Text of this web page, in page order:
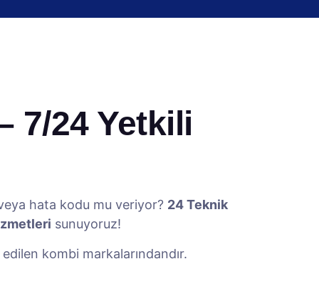
7/24 Yetkili
veya hata kodu mu veriyor? 24 Teknik
sunuyoruz!
kombi markalarındandır.